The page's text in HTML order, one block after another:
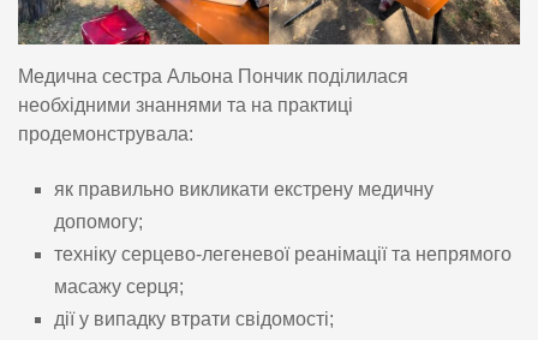
Медична сестра Альона Пончик поділилася
необхідними знаннями та на практиці
продемонструвала:
як правильно викликати екстрену медичну
допомогу;
техніку серцево-легеневої реанімації та непрямого
масажу серця;
дії у випадку втрати свідомості;